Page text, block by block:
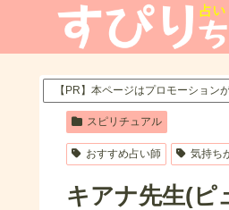
【PR】本ページはプロモーション
スピリチュアル
おすすめ占い師 気持ち
キアナ先生(ピ